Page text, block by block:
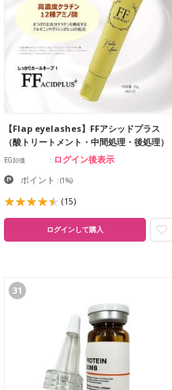
【Flap eyelashes】FFアシッドプラス
（酸トリートメント・中間処理・後処理）
EG卸価 ログイン後表示
ポイント :(1%)
(15)
ログインして購入
31